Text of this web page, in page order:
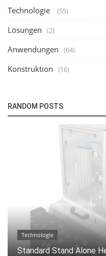
Technologie (55)
Lösungen (2)
Anwendungen (64)
Konstruktion (16)
RANDOM POSTS
Technologie
Standard Stand Alone